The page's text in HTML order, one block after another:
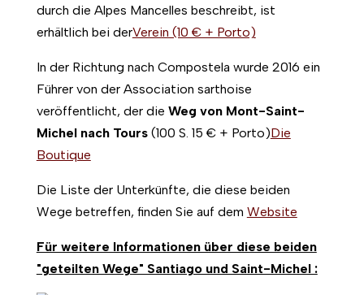
durch die Alpes Mancelles beschreibt, ist
erhältlich bei derVerein (10 € + Porto)
In der Richtung nach Compostela wurde 2016 ein
Führer von der Association sarthoise
veröffentlicht, der die Weg von Mont-Saint-
Michel nach Tours (100 S. 15 € + Porto)Die
Boutique
Die Liste der Unterkünfte, die diese beiden
Wege betreffen, finden Sie auf dem Website
Für weitere Informationen über diese beiden
"geteilten Wege" Santiago und Saint-Michel :